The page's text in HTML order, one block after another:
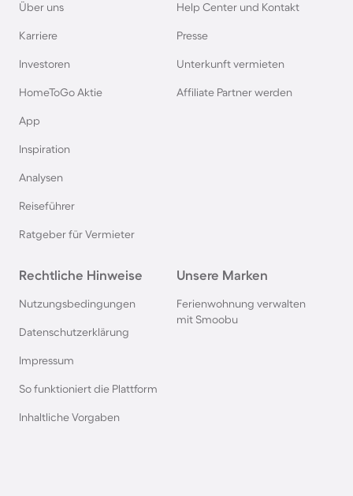
Ferienhäuser mit Pool auf Fehmarn
Ferienhäuser mit Pool in Büsum
Ferienhäuser mit Pool in Berlin
Ferienhäuser mit Pool auf Texel
Ferienhäuser mit Pool in Oberstdorf
Über uns
Karriere
Investoren
HomeToGo Aktie
App
Inspiration
Analysen
Reiseführer
Ratgeber für Vermieter
Help Center und Kontakt
Presse
Unterkunft vermieten
Affiliate Partner werden
Rechtliche Hinweise
Nutzungsbedingungen
Datenschutzerklärung
Impressum
So funktioniert die Plattform
Inhaltliche Vorgaben
Unsere Marken
Ferienwohnung verwalten
mit Smoobu